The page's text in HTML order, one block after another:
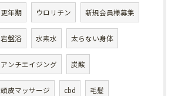
更年期 ウロリチン 新規会員様募集
岩盤浴 水素水 太らない身体
アンチエイジング 炭酸
頭皮マッサージ cbd 毛髪